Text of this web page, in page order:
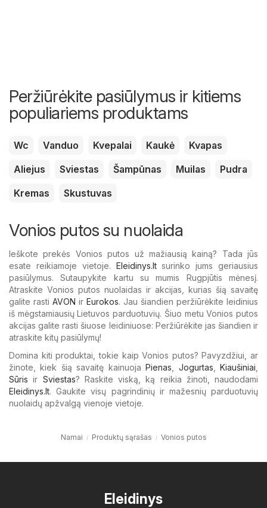
Peržiūrėkite pasiūlymus ir kitiems
populiariems produktams
Wc Vanduo Kvepalai Kaukė
Kvapas
Aliejus
Sviestas Šampūnas Muilas
Pudra
Kremas
Skustuvas
Vonios putos su nuolaida
Ieškote prekės Vonios putos už mažiausią kainą? Tada jūs
esate reikiamoje vietoje. Eleidinys.ltsurinko jums geriausius
pasiūlymus. Sutaupykite kartu su mumis Rugpjūtis mėnesį.
Atraskite Vonios putos nuolaidas ir akcijas, kurias šią savaitę
galite rasti AVON ir Eurokos. Jau šiandien peržiūrėkite leidinius
iš mėgstamiausių Lietuvos parduotuvių. Šiuo metu Vonios putos
akcijas galite rasti šiuose leidiniuose: Peržiūrėkite jas šiandien ir
atraskite kitų pasiūlymų!
Domina kiti produktai, tokie kaip Vonios putos? Pavyzdžiui, ar
žinote, kiek šią savaitę kainuojaPienas Jogurtas ,Kiaušiniai
Sūris ir Sviestas? Raskite viską, ką reikia žinoti, naudodami
Eleidinys.lt. Gaukite visų pagrindinių ir mažesnių parduotuvių
nuolaidų apžvalgą vienoje vietoje.
Namai Produktų sąrašas Vonios putos
Eleidinys